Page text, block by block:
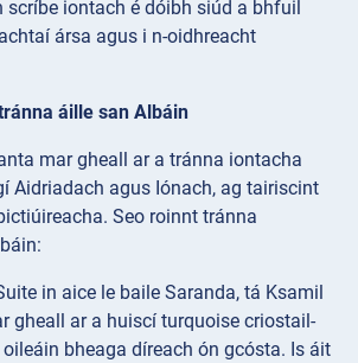
iontach é dóibh siúd a bhfuil
ársa agus i n-oidhreacht
áille san Albáin
mar gheall ar a tránna iontacha
Aidriadach agus Iónach, ag tairiscint
Seo roinnt tránna
in aice le baile Saranda, tá Ksamil
gheall ar a huiscí turquoise criostail-
bheaga díreach ón gcósta. Is áit